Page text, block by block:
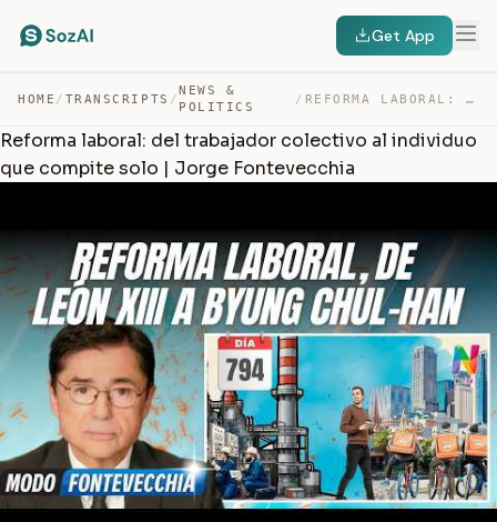
Get App
HOME / TRANSCRIPTS /
NEWS &
POLITICS
/ REFORMA LABORAL: DEL TRABAJADOR COLECTIVO AL INDIVIDUO … — TRANSCRIPT
Reforma laboral: del trabajador colectivo al individuo
que compite solo | Jorge Fontevecchia